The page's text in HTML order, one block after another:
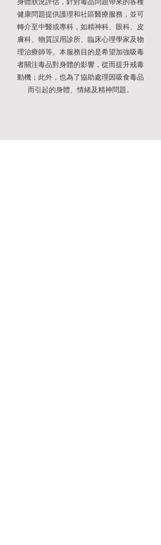
健康問題提供護理和社區醫療服務，並可
轉介至中醫或專科，如精神科、眼科、皮
膚科、物質誤用診所、臨床心理學家及物
理治療師等。本服務目的是希望加強吸毒
者關注毒品對身體的影響，從而提升戒毒
動機；此外，也為了協助處理因吸食毒品
而引起的身體、情緒及精神問題。